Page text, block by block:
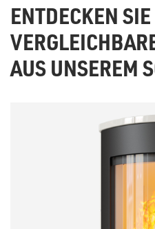
ENTDECKEN SIE
AUS UNSEREM